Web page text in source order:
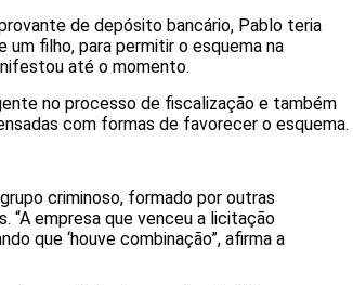
de depósito bancário, Pablo teria
um filho, para permitir o esquema na
até o momento.
no processo de fiscalização e também
com formas de favorecer o esquema.
criminoso, formado por outras
“A empresa que venceu a licitação
que ‘houve combinação”, afirma a